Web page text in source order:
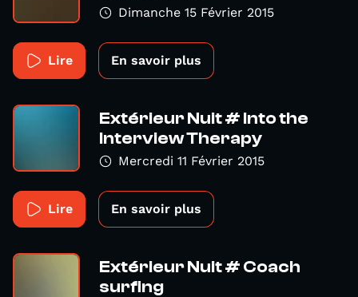
Dimanche 15 Février 2015
Lire En savoir plus
Extérieur Nuit # Into the
Interview Therapy
Mercredi 11 Février 2015
Lire En savoir plus
Extérieur Nuit # Coach
surfing